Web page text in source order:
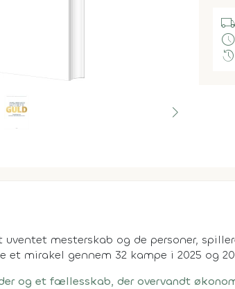
local_shipping
schedule
history
mesterskab og de personer,
mirakel gennem 32 kampe i 2025 og
og et fællesskab, der overvandt